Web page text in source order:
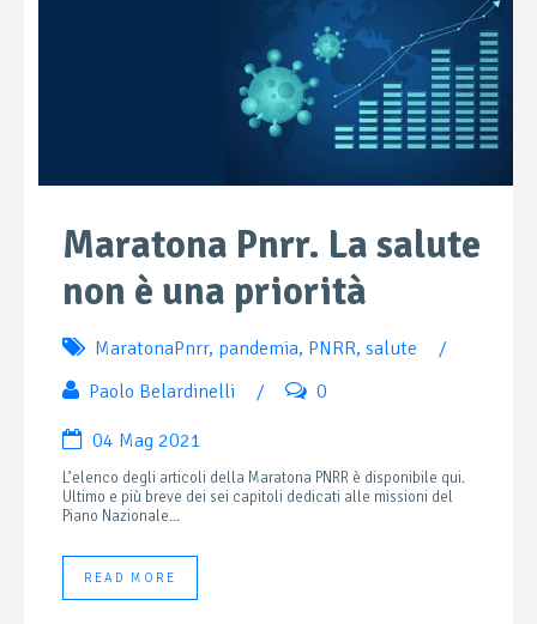
Maratona Pnrr. La salute
non è una priorità
MaratonaPnrr, pandemia, PNRR, salute
/
Paolo Belardinelli
/ 0
04 Mag 2021
L’elenco degli articoli della Maratona PNRR è disponibile qui.
Ultimo e più breve dei sei capitoli dedicati alle missioni del
Piano Nazionale...
READ MORE